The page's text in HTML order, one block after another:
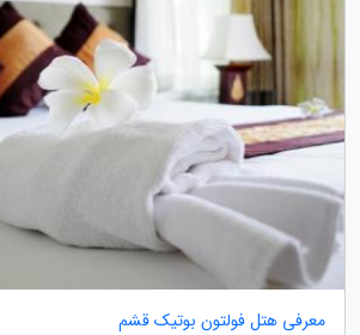
معرفی هتل فولتون بوتیک قشم